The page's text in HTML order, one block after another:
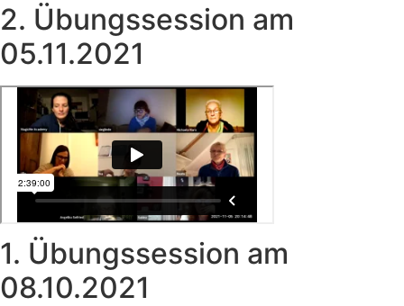
2. Übungssession am
05.11.2021
1. Übungssession am
08.10.2021